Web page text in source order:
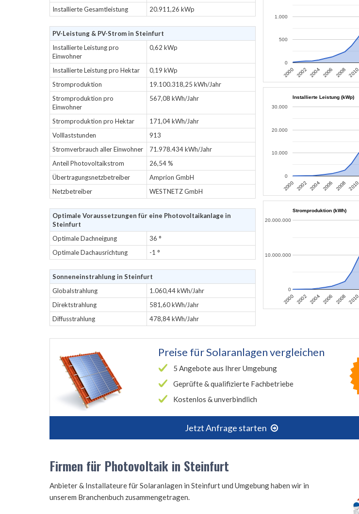
Installierte Gesamtleistung 20.911,26 kWp
PV-Leistung & PV-Strom in Steinfurt
Installierte Leistung pro
Einwohner
0,62 kWp
Installierte Leistung pro Hektar
0,19 kWp
Stromproduktion
19.100.318,25 kWh/Jahr
Stromproduktion pro
Einwohner
567,08 kWh/Jahr
Stromproduktion pro Hektar
171,04 kWh/Jahr
Volllaststunden
913
Stromverbrauch aller Einwohner
71.978.434 kWh/Jahr
Anteil Photovoltaikstrom
26,54 %
Übertragungsnetzbetreiber
Amprion GmbH
Netzbetreiber
WESTNETZ GmbH
Optimale Voraussetzungen für eine Photovoltaikanlage in
Steinfurt
Optimale Dachneigung
36 °
Optimale Dachausrichtung
-1 °
Sonneneinstrahlung in Steinfurt
Globalstrahlung
1.060,44 kWh/Jahr
Direktstrahlung
581,60 kWh/Jahr
Diffusstrahlung
478,84 kWh/Jahr
2000 2002 2004 2006 2008 2010
0
500
1.000
Installierte Leistung (kWp)
2000 2002 2004 2006 2008 2010
0
10.000
20.000
30.000
Stromproduktion (kWh)
2000 2002 2004 2006 2008 2010
0
10.000.000
20.000.000
Preise fürSolaranlagen vergleichen
5 Angebote aus Ihrer Umgebung
Geprüfte & qualifizierte Fachbetriebe
Kostenlos & unverbindlich
Jetzt Anfrage starten
Firmen für Photovoltaik in Steinfurt
Anbieter & Installateure für Solaranlagen in Steinfurt und Umgebung haben wir in
unserem Branchenbuch zusammengetragen.